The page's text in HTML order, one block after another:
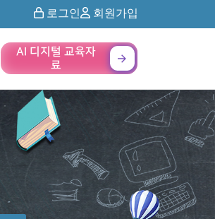
로그인 회원가입
AI 디지털 교육자
료